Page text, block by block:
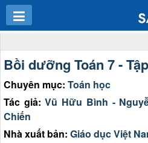
Bồi dưỡng Toán 7 -
Chuyên mục: Toán học
Tác giả:Vũ Hữu Bình -
Chiến
Nhà xuất bản: Giáo dục Việt